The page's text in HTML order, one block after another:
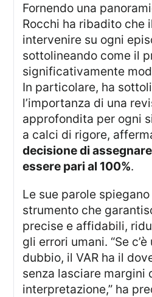
Fornendo una panoramica più ampia,
Rocchi ha ribadito che
intervenire su ogni
sottolineando come il
significativamente
In particolare, ha
l’importanza di una
approfondita per ogni
a calci di rigore,
decisione di
essere pari al 100%.
Le sue parole spiegano che il VAR è uno
strumento che
precise e affidabili,
gli errori umani. “Se
dubbio, il VAR ha il
senza lasciare margini
interpretazione,” ha